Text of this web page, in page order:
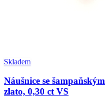
Skladem
Náušnice se
zlato, 0,30 ct VS